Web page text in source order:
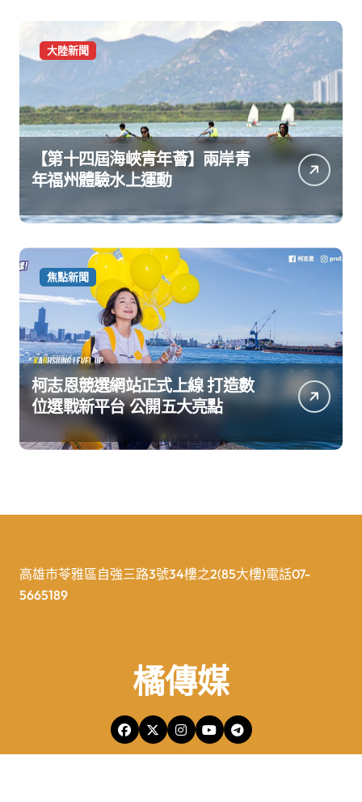
大陸新聞
【第十四屆海峽青年薈】兩岸青
年福州體驗水上運動
焦點新聞
柯志恩競選網站正式上線 打造數
位選戰新平台 公開五大亮點
高雄市苓雅區自強三路3號34樓之2(85大樓)電話07-
5665189
橘傳媒